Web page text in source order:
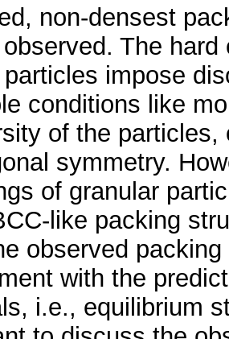
non-densest
The
impose
conditions like
of the
symmetry.
of granular
like packing
observed
with the
i.e., equilibrium